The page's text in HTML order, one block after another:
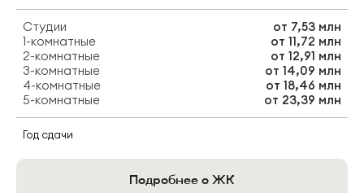
Студии от 7,53 млн
1-комнатные
от 11,72 млн
2-комнатные
от 12,91 млн
3-комнатные
от 14,09 млн
4-комнатные
от 18,46 млн
5-комнатные
от 23,39 млн
Год сдачи
Подробнее о ЖК